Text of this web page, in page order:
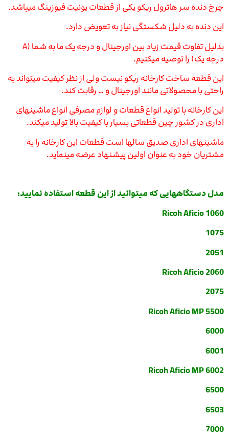
چرخ دنده سر هاترول ریکو یکی از قطعات یونیت فیوزینگ میباشد.
این دنده به دلیل شکستگی نیاز به تعویض دارد.
بدلیل تفاوت قیمت زیاد بین اورجینال و درجه یک ما به شما (A
درجه یک) را توصیه میکنیم.
این قطعه ساخت کارخانه ریکو نیست ولی از نظر کیفیت میتواند به
راحتی با محصولاتی مانند اورجینال و … رقابت کند.
این کارخانه با تولید انواع قطعات و لوازم مصرفی انواع ماشینهای
اداری در کشور چین قطعاتی بسیار با کیفیت بالا تولید میکند.
ماشینهای اداری صدیق سالها است قطعات این کارخانه را به
مشتریان خود به عنوان اولین پیشنهاد عرضه مینماید.
مدل دستگاههایی که میتوانید از این قطعه استفاده نمایید:
Ricoh Aficio 1060
1075
2051
Ricoh Aficio 2060
2075
Ricoh Aficio MP 5500
6000
6001
Ricoh Aficio MP 6002
6500
6503
7000